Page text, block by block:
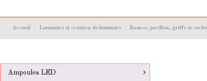
Accueil Luminaire et création de luminaire Rosace, pavillon, griffe et
Ampoules LED